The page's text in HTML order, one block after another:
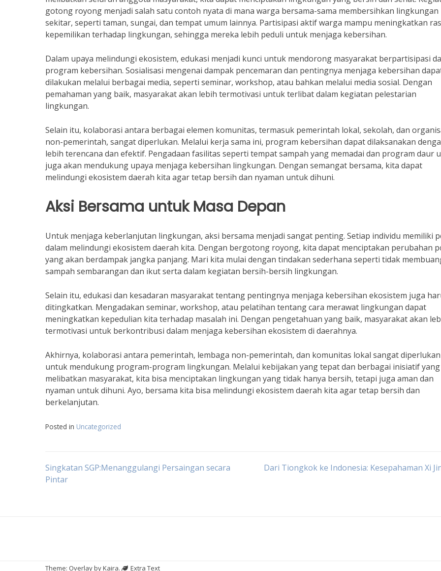
gotong royong menjadi salah satu contoh nyata di mana warga bersama-sama membersihkan lingkungan
sekitar, seperti taman, sungai, dan tempat umum lainnya. Partisipasi aktif warga mampu meningkatkan
kepemilikan terhadap lingkungan, sehingga mereka lebih peduli untuk menjaga kebersihan.
Dalam upaya melindungi ekosistem, edukasi menjadi kunci untuk mendorong masyarakat berpartisipasi
program kebersihan. Sosialisasi mengenai dampak pencemaran dan pentingnya menjaga kebersihan
dilakukan melalui berbagai media, seperti seminar, workshop, atau bahkan melalui media sosial. Dengan
pemahaman yang baik, masyarakat akan lebih termotivasi untuk terlibat dalam kegiatan pelestarian
lingkungan.
Selain itu, kolaborasi antara berbagai elemen komunitas, termasuk pemerintah lokal, sekolah, dan
non-pemerintah, sangat diperlukan. Melalui kerja sama ini, program kebersihan dapat dilaksanakan
lebih terencana dan efektif. Pengadaan fasilitas seperti tempat sampah yang memadai dan program daur
juga akan mendukung upaya menjaga kebersihan lingkungan. Dengan semangat bersama, kita dapat
melindungi ekosistem daerah kita agar tetap bersih dan nyaman untuk dihuni.
Aksi Bersama untuk Masa Depan
Untuk menjaga keberlanjutan lingkungan, aksi bersama menjadi sangat penting. Setiap individu memiliki
dalam melindungi ekosistem daerah kita. Dengan bergotong royong, kita dapat menciptakan perubahan
yang akan berdampak jangka panjang. Mari kita mulai dengan tindakan sederhana seperti tidak
sampah sembarangan dan ikut serta dalam kegiatan bersih-bersih lingkungan.
Selain itu, edukasi dan kesadaran masyarakat tentang pentingnya menjaga kebersihan ekosistem juga
ditingkatkan. Mengadakan seminar, workshop, atau pelatihan tentang cara merawat lingkungan dapat
meningkatkan kepedulian kita terhadap masalah ini. Dengan pengetahuan yang baik, masyarakat akan
termotivasi untuk berkontribusi dalam menjaga kebersihan ekosistem di daerahnya.
Akhirnya, kolaborasi antara pemerintah, lembaga non-pemerintah, dan komunitas lokal sangat diperlukan
untuk mendukung program-program lingkungan. Melalui kebijakan yang tepat dan berbagai inisiatif yang
melibatkan masyarakat, kita bisa menciptakan lingkungan yang tidak hanya bersih, tetapi juga aman dan
nyaman untuk dihuni. Ayo, bersama kita bisa melindungi ekosistem daerah kita agar tetap bersih dan
berkelanjutan.
Posted in Uncategorized
Navigasi
Singkatan SGP:Menanggulangi Persaingan secara
Pintar
Dari Tiongkok ke Indonesia: Kesepahaman Xi
Theme: Overlay byKaira. Extra Text